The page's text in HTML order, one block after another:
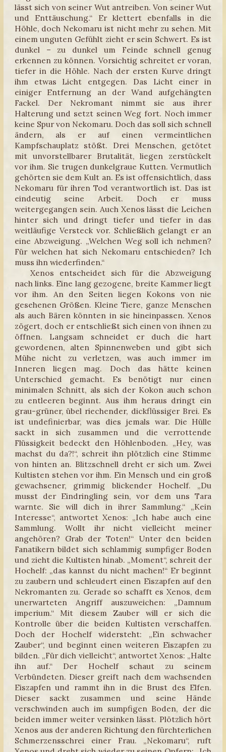
lässt sich von seiner Wut antreiben. Von seiner Wut
und Enttäuschung.“ Er klettert ebenfalls in die
Höhle, doch Nekomaru ist nicht mehr zu sehen. Mit
einem unguten Gefühlt zieht er sein Schwert. Es ist
dunkel – zu dunkel um Feinde schnell genug
erkennen zu können. Vorsichtig schreitet er voran,
tiefer in die Höhle. Nach der ersten Kurve dringt
ihm etwas Licht entgegen. Das Licht einer in
einiger Entfernung an der Wand aufgehängten
Fackel. Der Nekromant nimmt sie aus ihrer
Halterung und setzt seinen Weg fort. Noch immer
keine Spur von Nekomaru. Doch das soll sich schnell
ändern, als er auf einen vermeintlichen
Kampfschauplatz stößt. Drei Menschen, getötet
mit unvorstellbarer Brutalität, liegen zerstückelt
vor ihm. Sie trugen dunkelgraue Kutten. Vermutlich
gehörten sie dem Kult an. Es ist offensichtlich, dass
Nekomaru für ihren Tod verantwortlich ist. Das ist
eindeutig seine Arbeit. Doch er muss
weitergegangen sein. Auch Xenos lässt die Leichen
hinter sich und dringt tiefer und tiefer in das
weitläufige Versteck vor. Schließlich gelangt er an
eine Abzweigung. „Welchen Weg soll ich nehmen?
Für welchen hat sich Nekomaru entschieden? Ich
muss ihn wiederfinden.“
Xenos entscheidet sich für die Abzweigung
nach links. Eine lang gezogene, breite Kammer liegt
vor ihm. An den Seiten liegen Kokons von nie
gesehenen Größen. Kleine Tiere, ganze Menschen
als auch Bären könnten in sie hineinpassen. Xenos
zögert, doch er entschließt sich einen von ihnen zu
öffnen. Langsam schneidet er duch die hart
gewordenen, alten Spinnenweben und gibt sich
Mühe nicht zu verletzen, was auch immer im
Inneren liegen mag. Doch das hätte keinen
Unterschied gemacht. Es benötigt nur einen
minimalen Schnitt, als sich der Kokon auch schon
zu entleeren beginnt. Aus ihm heraus dringt ein
grau-grüner, übel riechender, dickflüssiger Brei. Es
ist undefinierbar, was dies jemals war. Die Hülle
sackt in sich zusammen und die verrottende
Flüssigkeit bedeckt den Höhlenboden. „Hey, was
machst du da?!“, schreit ihn plötzlich eine Stimme
von hinten an. Blitzschnell dreht er sich um. Zwei
Kultisten stehen vor ihm. Ein Mensch und ein groß
gewachsener, grimmig blickender Hochelf. „Du
musst der Eindringling sein, vor dem uns Tara
warnte. Sie will dich in ihrer Sammlung.“ „Kein
Interesse“, antwortet Xenos: „Ich habe auch eine
Sammlung. Wollt ihr nicht vielleicht meiner
angehören? Grab der Toten!“ Unter den beiden
Fanatikern bildet sich schlammig sumpfiger Boden
und zieht die Kultisten hinab. „Moment“, schreit der
Hochelf: „das kannst du nicht machen!“ Er beginnt
zu zaubern und schleudert einen Eiszapfen auf den
Nekromanten zu. Gerade so schafft es Xenos, dem
unerwarteten Angriff auszuweichen: „Damnum
imperium.“ Mit diesem Zauber will er sich die
Kontrolle über die beiden Kultisten verschaffen.
Doch der Hochelf widersteht: „Ein schwacher
Zauber“, und beginnt einen weiteren Eiszapfen zu
bilden. „Für dich vielleicht“, antwortet Xenos: „Halte
ihn auf.“ Der Hochelf schaut zu seinem
Verbündeten. Dieser greift nach dem wachsenden
Eiszapfen und rammt ihn in die Brust des Elfen.
Dieser sackt zusammen und seine Hände
verschwinden auch im sumpfigen Boden, der die
beiden immer weiter versinken lässt. Plötzlich hört
Xenos aus der anderen Richtung den fürchterlichen
Schmerzensschrei einer Frau. „Nekomaru“, ruft